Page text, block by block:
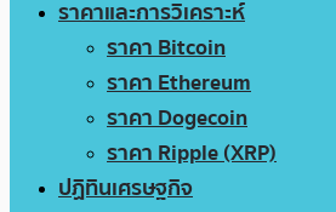
ราคาและการวิเคราะห์
ราคา Bitcoin
ราคา Ethereum
ราคา Dogecoin
ราคา Ripple (XRP)
ปฏิทินเศรษฐกิจ